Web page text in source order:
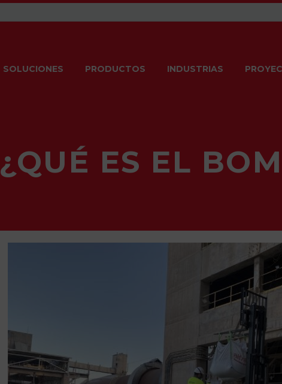
SOLUCIONES PRODUCTOS INDUSTRIAS
¿QUÉ ES EL